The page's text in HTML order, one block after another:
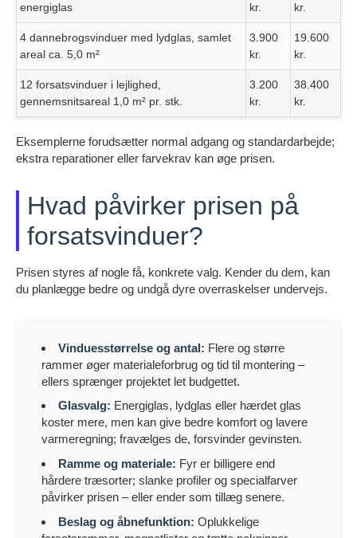
energiglas
kr.
kr.
4 dannebrogsvinduer med lydglas, samlet
areal ca. 5,0 m²
3.900
kr.
19.600
kr.
12 forsatsvinduer i lejlighed,
gennemsnitsareal 1,0 m² pr. stk.
3.200
kr.
38.400
kr.
Eksemplerne forudsætter normal adgang og standardarbejde;
ekstra reparationer eller farvekrav kan øge prisen.
Hvad påvirker prisen på
forsatsvinduer?
Prisen styres af nogle få, konkrete valg. Kender du dem, kan
du planlægge bedre og undgå dyre overraskelser undervejs.
Vinduesstørrelse og antal: Flere og større
rammer øger materialeforbrug og tid til montering –
ellers sprænger projektet let budgettet.
Glasvalg: Energiglas, lydglas eller hærdet glas
koster mere, men kan give bedre komfort og lavere
varmeregning; fravælges de, forsvinder gevinsten.
Ramme og materiale: Fyr er billigere end
hårdere træsorter; slanke profiler og specialfarver
påvirker prisen – eller ender som tillæg senere.
Beslag og åbnefunktion: Oplukkelige